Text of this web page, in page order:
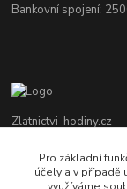
Bankovní spojení:
Zlatnictvi-hodiny.cz
+420 379 492
Po - Pá: 9,00 - 17,00
Pro základní
účely a v případě